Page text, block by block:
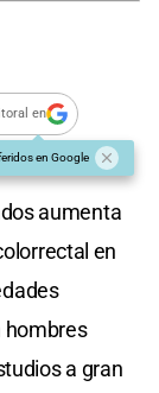
en
en Google
aumenta
en
hombres
a gran